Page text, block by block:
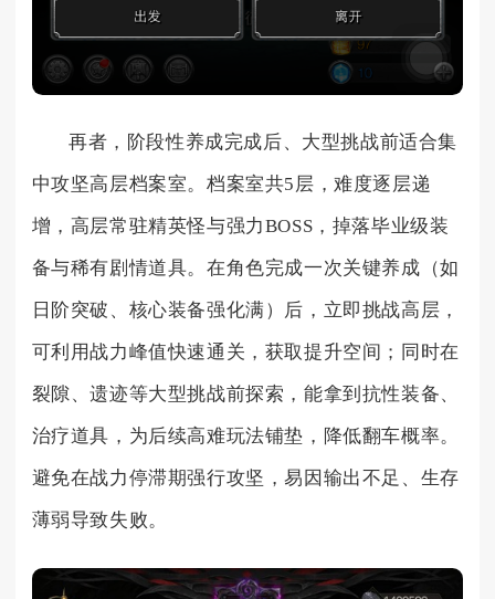
再者，阶段性养成完成后、大型挑战前适合集
中攻坚高层档案室。档案室共5层，难度逐层递
增，高层常驻精英怪与强力BOSS，掉落毕业级装
备与稀有剧情道具。在角色完成一次关键养成（如
日阶突破、核心装备强化满）后，立即挑战高层，
可利用战力峰值快速通关，获取提升空间；同时在
裂隙、遗迹等大型挑战前探索，能拿到抗性装备、
治疗道具，为后续高难玩法铺垫，降低翻车概率。
避免在战力停滞期强行攻坚，易因输出不足、生存
薄弱导致失败。